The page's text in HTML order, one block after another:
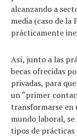
alcanzando a
media (caso de la
prácticamente
Así, junto a las
becas ofrecidas
privadas, para
un “primer
transformarse en
mundo laboral,
tipos de prácticas